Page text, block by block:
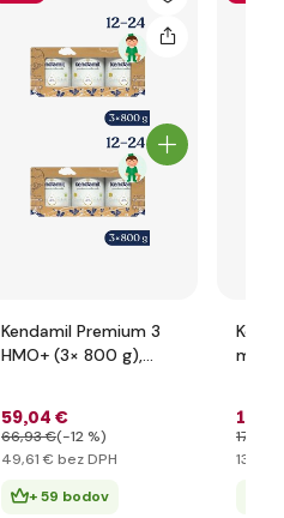
Kendamil Premium 3
HMO+ (3× 800 g),
repe
59,04 €
66,93 €(-12 %)
49,61 € bez DPH
+ 59 bodov
15
17
13